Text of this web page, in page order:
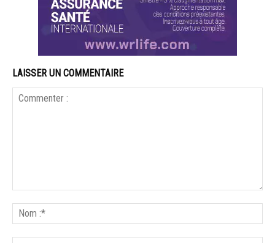
LAISSER UN COMMENTAIRE